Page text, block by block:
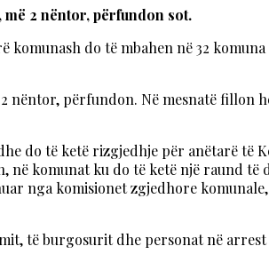
2 nëntor, përfundon sot.
do të mbahen në 32
nëntor, përfundon. Në mesnatë fillon
do të ketë rizgjedhje për anëtarë të
në komunat ku do të ketë një raund të
nga komisionet zgjedhore
të burgosurit dhe personat në